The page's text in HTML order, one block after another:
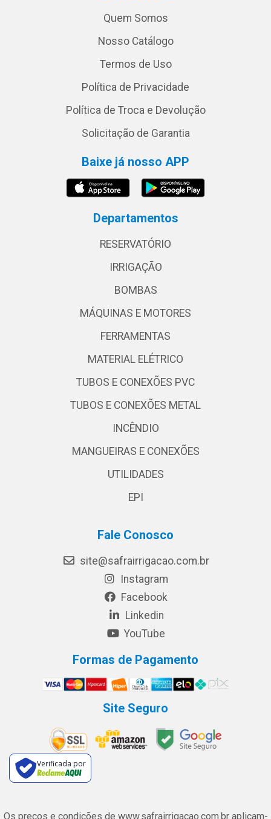
Quem Somos
Nosso Catálogo
Termos de Uso
Política de Privacidade
Política de Troca e Devolução
Solicitação de Garantia
Baixe já nosso APP
Departamentos
RESERVATÓRIO
IRRIGAÇÃO
BOMBAS
MÁQUINAS E MOTORES
FERRAMENTAS
MATERIAL ELÉTRICO
TUBOS E CONEXÕES PVC
TUBOS E CONEXÕES METAL
INCÊNDIO
MANGUEIRAS E CONEXÕES
UTILIDADES
EPI
Fale Conosco
site@safrairrigacao.com.br
Instagram
Facebook
Linkedin
YouTube
Formas de Pagamento
Site Seguro
Verificada por
Os preços e condições de www.safrairrigacao.com.br aplicam-